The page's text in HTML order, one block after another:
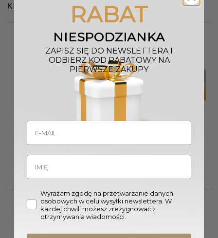
KLIENCI OGLĄDALI RÓWNIEŻ
LAMPA WISZĄCA Olimpic
990,00
PLAFON Trend glamour ze
RABAT
NIESPODZIANKA
ZAPISZ SIĘ DO NEWSLETTERA I
ODBIERZ KOD RABATOWY NA
PIERWSZE ZAKUPY
Wyrażam zgodę na przetwarzanie danych
osobowych w celu wysyłki newslettera. W
każdej chwili możesz zrezygnować z
otrzymywania wiadomości.